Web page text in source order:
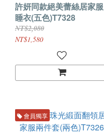
許妍同款絕美蕾絲居家服
睡衣(五色)T7328
NT$2,080
NT$1,580
會員獨享